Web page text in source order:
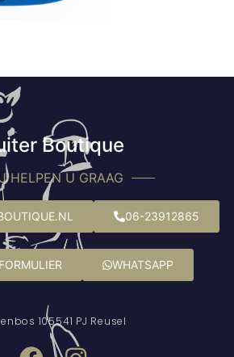
Boutique
HELPEN U GRAAG
06-23912865
WHATSAPP
105541 PJ Reusel